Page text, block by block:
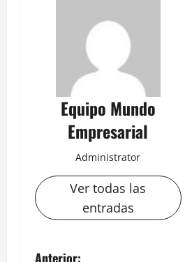
Equipo Mundo
Empresarial
Administrator
Ver todas las
entradas
Anterior: